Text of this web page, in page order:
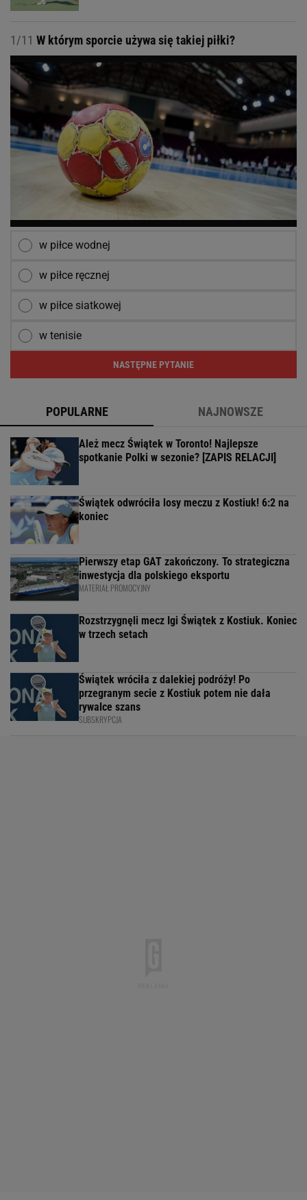
1/11 W którym sporcie używa się takiej piłki?
w piłce wodnej
w piłce ręcznej
w piłce siatkowej
w tenisie
NASTĘPNE PYTANIE
POPULARNE NAJNOWSZE
Ależ mecz Świątek w Toronto! Najlepsze
spotkanie Polki w sezonie? [ZAPIS RELACJI]
Świątek odwróciła losy meczu z Kostiuk! 6:2 na
koniec
Pierwszy etap GAT zakończony. To strategiczna
inwestycja dla polskiego eksportu
MATERIAŁ PROMOCYJNY
Rozstrzygnęli mecz Igi Świątek z Kostiuk. Koniec
w trzech setach
Świątek wróciła z dalekiej podróży! Po
przegranym secie z Kostiuk potem nie dała
rywalce szans
SUBSKRYPCJA